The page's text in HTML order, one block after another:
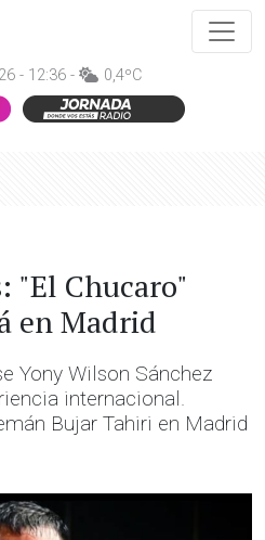
- 12:36 - 0,4ºC
"El Chucaro"
en Madrid
Yony Wilson Sánchez
internacional.
Bujar Tahiri en Madrid